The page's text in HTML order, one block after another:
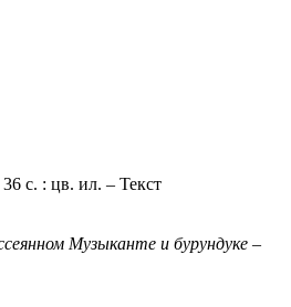
с. : цв. ил. – Текст
Музыканте и бурундуке –